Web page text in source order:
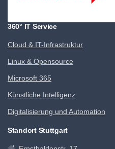
360° IT Service
Cloud & IT-Infrastruktur
Linux & Opensource
Microsoft 365
Künstliche Intelligenz
Digitalisierung und Automation
Standort Stuttgart